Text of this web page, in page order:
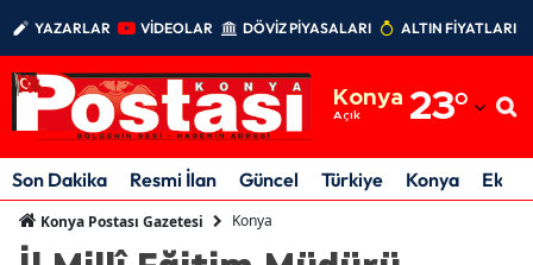
YAZARLAR VİDEOLAR DÖVİZ PİYASALARI ALTIN FİYATLARI
Konya
Açık 23°
Adıyaman
Afyonkarahisar
Son Dakika Resmi İlan Güncel Türkiye Konya
Konya Postası Gazetesi Konya